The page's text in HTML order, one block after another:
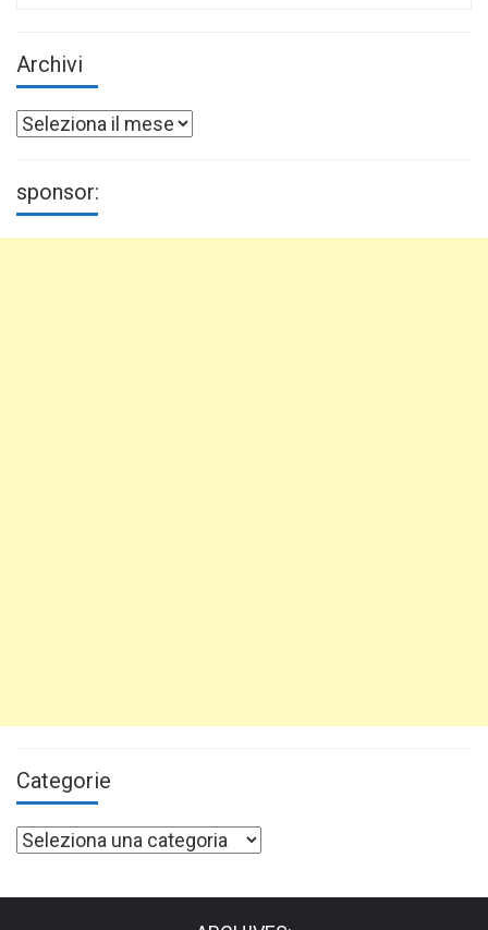
Archivi
Archivi
sponsor:
Categorie
Categorie